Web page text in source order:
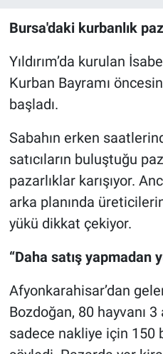
Bursa'daki kurbanlık
Yıldırım’da kurulan
Kurban Bayramı
başladı.
Sabahın erken
satıcıların buluştuğu
pazarlıklar karışıyor.
arka planında
yükü dikkat çekiyor.
“Daha satış yapmadan
Afyonkarahisar’dan
Bozdoğan, 80 hayvanı
sadece nakliye için 150
Magazin
Siyaset
Spor
Nöbetçi Eczaneler